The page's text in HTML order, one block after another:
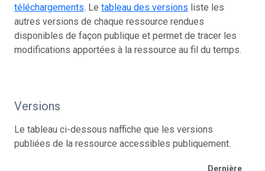
téléchargements. Le tableau des versions liste les
autres versions de chaque ressource rendues
disponibles de façon publique et permet de tracer les
modifications apportées à la ressource au fil du temps.
Versions
Le tableau ci-dessous naffiche que les versions
publiées de la ressource accessibles publiquement.
Dernière